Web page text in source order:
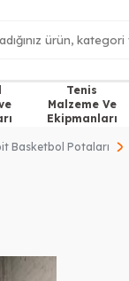
Tenis
Malzeme Ve
Ekipmanları
Basketbol Potaları